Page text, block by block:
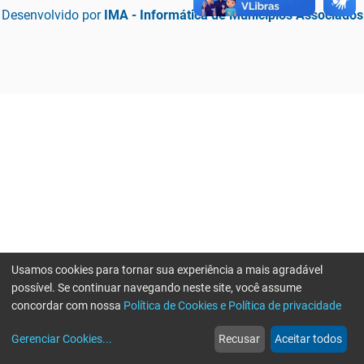
Desenvolvido por IMA - Informática de Municípios Associados
web
Notícias
more_horiz
Mais
Usamos cookies para tornar sua experiência a mais agradável
possível. Se continuar navegando neste site, você assume
concordar com nossa Política de Cookies e Política de privacidade
Gerenciar Cookies... Recusar Aceitar todos
Erro ao enviar informações, por favor tente novamente